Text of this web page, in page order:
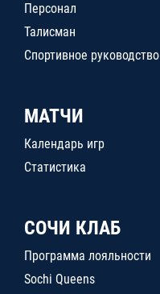
Персонал
Талисман
Спортивное руководство
МАТЧИ
Календарь игр
Статистика
СОЧИ КЛАБ
Программа лояльности
Sochi Queens